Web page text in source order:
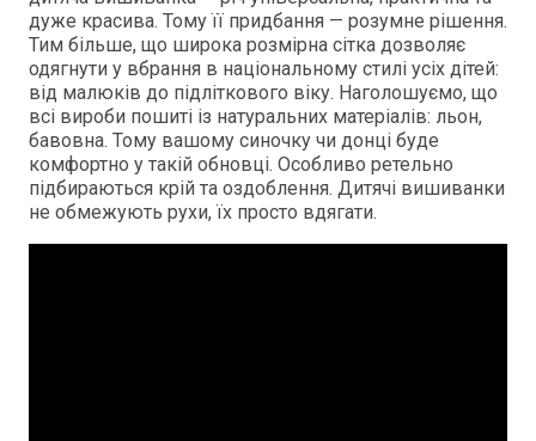
дуже красива. Тому її придбання — розумне рішення.
Тим більше, що широка розмірна сітка дозволяє
одягнути у вбрання в національному стилі усіх дітей:
від малюків до підліткового віку. Наголошуємо, що
всі вироби пошиті із натуральних матеріалів: льон,
бавовна. Тому вашому синочку чи донці буде
комфортно у такій обновці. Особливо ретельно
підбираються крій та оздоблення. Дитячі вишиванки
не обмежують рухи, їх просто вдягати.